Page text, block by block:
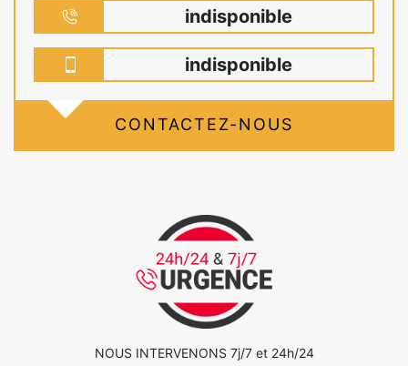
indisponible
indisponible
CONTACTEZ-NOUS
NOUS INTERVENONS 7j/7 et 24h/24